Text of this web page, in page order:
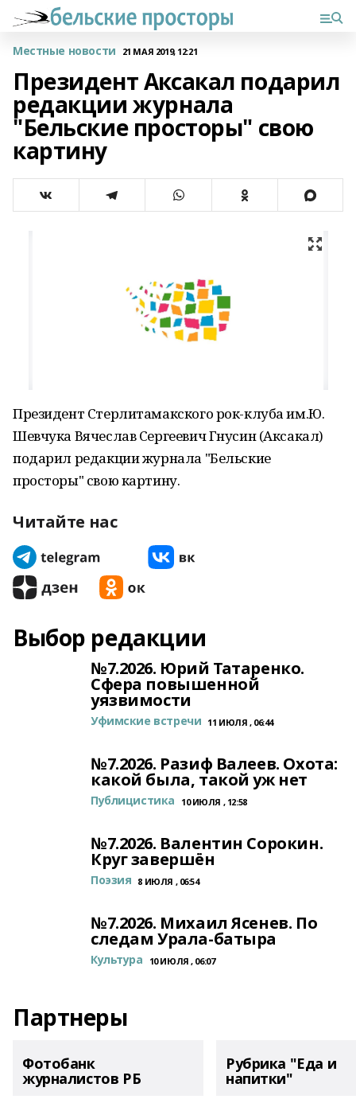
Местные новости 21 МАЯ 2019, 12:21
Президент Аксакал подарил
редакции журнала
"Бельские просторы" свою
картину
Президент Стерлитамакского рок-клуба им.Ю.
Шевчука Вячеслав Сергеевич Гнусин (Аксакал)
подарил редакции журнала "Бельские
просторы" свою картину.
Читайте нас
Выбор редакции
№7.2026. Юрий Татаренко.
Сфера повышенной
уязвимости
Уфимские встречи 11 ИЮЛЯ , 06:44
№7.2026. Разиф Валеев. Охота:
какой была, такой уж нет
Публицистика 10 ИЮЛЯ , 12:58
№7.2026. Валентин Сорокин.
Круг завершён
Поэзия 8 ИЮЛЯ , 06:54
№7.2026. Михаил Ясенев. По
следам Урала-батыра
Культура 10 ИЮЛЯ , 06:07
Партнеры
Фотобанк
журналистов РБ
Рубрика "Еда и
напитки"